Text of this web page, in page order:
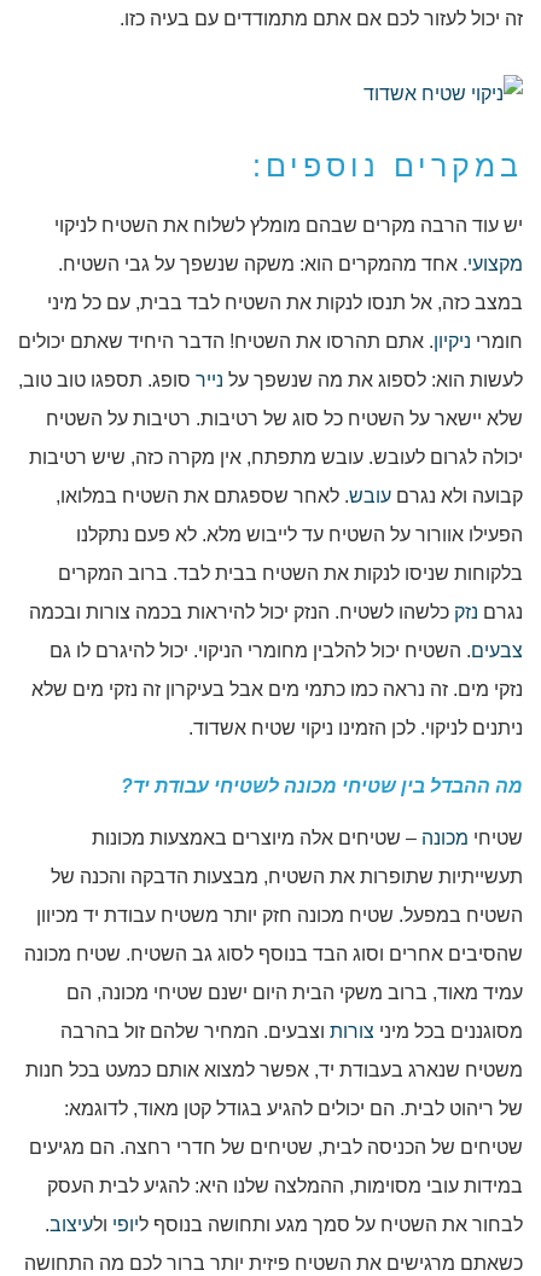
זה יכול לעזור לכם אם אתם מתמודדים עם בעיה כזו.
במקרים נוספים:
יש עוד הרבה מקרים שבהם מומלץ לשלוח את השטיח לניקוי
מקצועי. אחד מהמקרים הוא: משקה שנשפך על גבי השטיח.
במצב כזה, אל תנסו לנקות את השטיח לבד בבית, עם כל מיני
חומרי ניקיון. אתם תהרסו את השטיח! הדבר היחיד שאתם יכולים
לעשות הוא: לספוג את מה שנשפך על נייר סופג. תספגו טוב טוב,
שלא יישאר על השטיח כל סוג של רטיבות. רטיבות על השטיח
יכולה לגרום לעובש. עובש מתפתח, אין מקרה כזה, שיש רטיבות
קבועה ולא נגרם עובש. לאחר שספגתם את השטיח במלואו,
הפעילו אוורור על השטיח עד לייבוש מלא. לא פעם נתקלנו
בלקוחות שניסו לנקות את השטיח בבית לבד. ברוב המקרים
נגרם נזק כלשהו לשטיח. הנזק יכול להיראות בכמה צורות ובכמה
צבעים. השטיח יכול להלבין מחומרי הניקוי. יכול להיגרם לו גם
נזקי מים. זה נראה כמו כתמי מים אבל בעיקרון זה נזקי מים שלא
ניתנים לניקוי. לכן הזמינו ניקוי שטיח אשדוד.
מה ההבדל בין שטיחי מכונה לשטיחי עבודת יד?
שטיחי מכונה – שטיחים אלה מיוצרים באמצעות מכונות
תעשייתיות שתופרות את השטיח, מבצעות הדבקה והכנה של
השטיח במפעל. שטיח מכונה חזק יותר משטיח עבודת יד מכיוון
שהסיבים אחרים וסוג הבד בנוסף לסוג גב השטיח. שטיח מכונה
עמיד מאוד, ברוב משקי הבית היום ישנם שטיחי מכונה, הם
מסוגננים בכל מיני צורות וצבעים. המחיר שלהם זול בהרבה
משטיח שנארג בעבודת יד, אפשר למצוא אותם כמעט בכל חנות
של ריהוט לבית. הם יכולים להגיע בגודל קטן מאוד, לדוגמא:
שטיחים של הכניסה לבית, שטיחים של חדרי רחצה. הם מגיעים
במידות עובי מסוימות, ההמלצה שלנו היא: להגיע לבית העסק
לבחור את השטיח על סמך מגע ותחושה בנוסף ליופי ולעיצוב.
כשאתם מרגישים את השטיח פיזית יותר ברור לכם מה התחושה